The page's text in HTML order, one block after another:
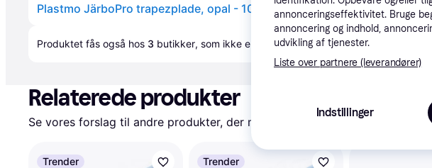
Plastmo JärboPro trapezplade, opal - 104 x 240 cm
Produktet fås også hos 3 butikker, som ikke er betalende kunde i denne kategori.
Relaterede produkter
Se vores forslag til andre produkter, der matcher dine interesser.
Trender Trender
annonceringseffektivitet. Bruge
annoncering og indhold,
udvikling af tjenester.
Liste over partnere (leverandører)
Indstillinger